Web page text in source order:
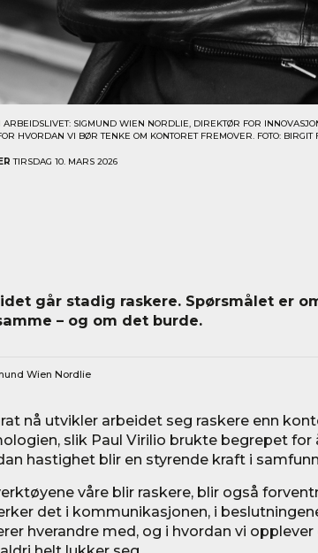
ARBEIDSLIVET: SIGMUND WIEN NORDLIE, DIREKTØR FOR
HVORDAN VI BØR TENKE OM KONTORET FREMOVER. FOTO: BIRGIT
TIRSDAG 10. MARS 2026
går stadig raskere. Spørsmålet er
– og om det burde.
Wien Nordlie
nå utvikler arbeidet seg raskere enn
slik Paul Virilio brukte begrepet for
hastighet blir en styrende kraft i
våre blir raskere, blir også
det i kommunikasjonen, i
hverandre med, og i hvordan vi